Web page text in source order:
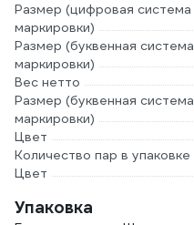
Размер (цифровая система
маркировки)
Размер (буквенная система
маркировки)
Вес нетто
Размер (буквенная система
маркировки)
Цвет
Количество пар в упаковке
Цвет
Упаковка